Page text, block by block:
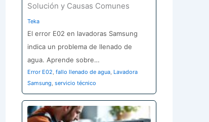
Solución y Causas Comunes
Teka
El error E02 en lavadoras Samsung
indica un problema de llenado de
agua. Aprende sobre…
Error E02, fallo llenado de agua, Lavadora
Samsung, servicio técnico